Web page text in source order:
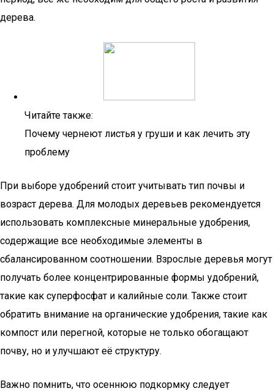
дерева.
Читайте также:
Почему чернеют листья у груши и как лечить эту
проблему
При выборе удобрений стоит учитывать тип почвы и
возраст дерева. Для молодых деревьев рекомендуется
использовать комплексные минеральные удобрения,
содержащие все необходимые элементы в
сбалансированном соотношении. Взрослые деревья могут
получать более концентрированные формы удобрений,
такие как суперфосфат и калийные соли. Также стоит
обратить внимание на органические удобрения, такие как
компост или перегной, которые не только обогащают
почву, но и улучшают её структуру.
Важно помнить, что осеннюю подкормку следует